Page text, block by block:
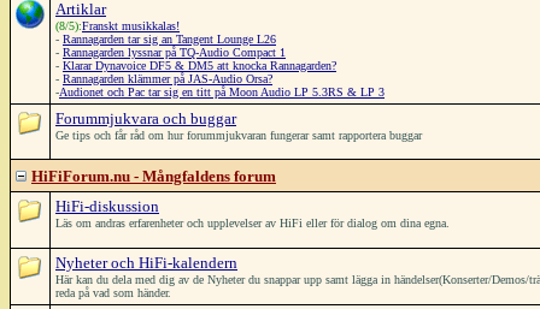
Artiklar
(8/5):Franskt musikkalas!
- Rannagarden tar sig an Tangent Lounge L26
- Rannagarden lyssnar på TQ-Audio Compact 1
- Klarar Dynavoice DF5 & DM5 att knocka Rannagarden?
- Rannagarden klämmer på JAS-Audio Orsa?
-Audionet och Pac tar sig en titt på Moon Audio LP 5.3RS & LP 3
Forummjukvara och buggar
Ge tips och får råd om hur forummjukvaran fungerar samt rapportera buggar
HiFiForum.nu - Mångfaldens forum
HiFi-diskussion
Läs om andras erfarenheter och upplevelser av HiFi eller för dialog om dina egna.
Nyheter och HiFi-kalendern
Här kan du dela med dig av de Nyheter du snappar upp samt lägga in händelser(Konserter/Demos/
reda på vad som händer.